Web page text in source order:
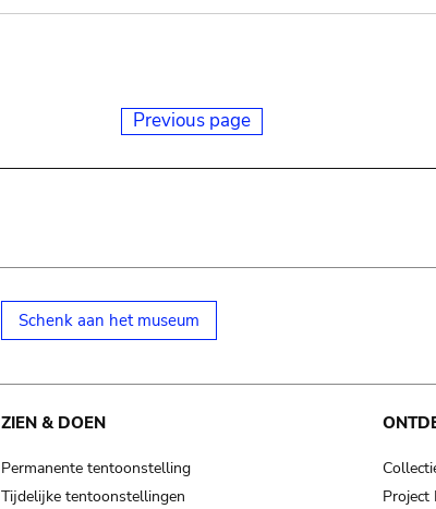
Previous page
Schenk aan het museum
ZIEN & DOEN
Permanente tentoonstelling
Tijdelijke tentoonstellingen
Project